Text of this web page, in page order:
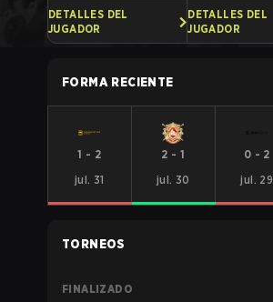
DETALLES DEL
JUGADOR
DETALLES DEL
JUGADOR
FORMA RECIENTE
1 - 2
jul. 31
2 - 1
jul. 30
0 - 2
jul. 29
TORNEOS
FINALIZADO